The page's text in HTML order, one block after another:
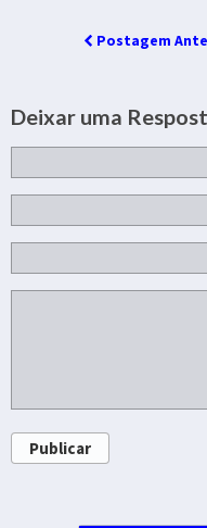
Postagem
Deixar uma
Publicar